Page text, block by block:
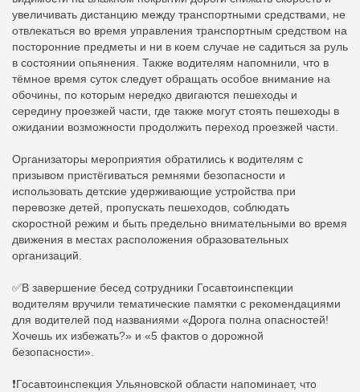
увеличивать дистанцию между транспортными средствами, не
отвлекаться во время управления транспортным средством на
посторонние предметы и ни в коем случае не садиться за руль
в состоянии опьянения. Также водителям напомнили, что в
тёмное время суток следует обращать особое внимание на
обочины, по которым нередко двигаются пешеходы и
середину проезжей части, где также могут стоять пешеходы в
ожидании возможности продолжить переход проезжей части.
Организаторы мероприятия обратились к водителям с
призывом пристёгиваться ремнями безопасности и
использовать детские удерживающие устройства при
перевозке детей, пропускать пешеходов, соблюдать
скоростной режим и быть предельно внимательными во время
движения в местах расположения образовательных
организаций.
✅В завершение бесед сотрудники Госавтоинспекции
водителям вручили тематические памятки с рекомендациями
для водителей под названиями «Дорога полна опасностей!
Хочешь их избежать?» и «5 фактов о дорожной
безопасности».
❗Госавтоинспекция Ульяновской области напоминает, что